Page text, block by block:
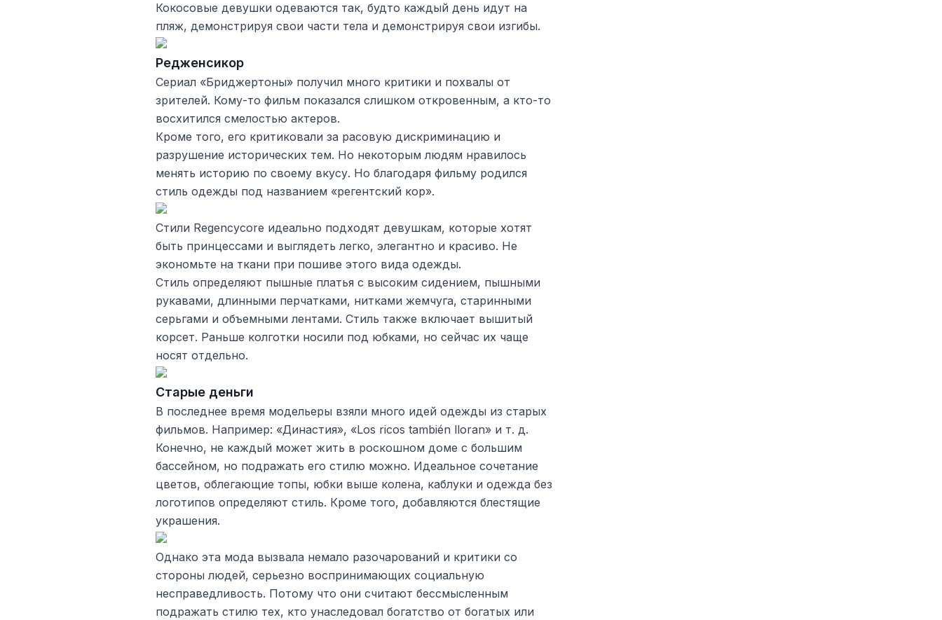
Кокосовые девушки одеваются так, будто каждый день идут на
пляж, демонстрируя свои части тела и демонстрируя свои изгибы.
Редженсикор
Сериал «Бриджертоны» получил много критики и похвалы от
зрителей. Кому-то фильм показался слишком откровенным, а кто-то
восхитился смелостью актеров.
Кроме того, его критиковали за расовую дискриминацию и
разрушение исторических тем. Но некоторым людям нравилось
менять историю по своему вкусу. Но благодаря фильму родился
стиль одежды под названием «регентский кор».
Стили Regencycore идеально подходят девушкам, которые хотят
быть принцессами и выглядеть легко, элегантно и красиво. Не
экономьте на ткани при пошиве этого вида одежды.
Стиль определяют пышные платья с высоким сидением, пышными
рукавами, длинными перчатками, нитками жемчуга, старинными
серьгами и объемными лентами. Стиль также включает вышитый
корсет. Раньше колготки носили под юбками, но сейчас их чаще
носят отдельно.
Старые деньги
В последнее время модельеры взяли много идей одежды из старых
фильмов. Например: «Династия», «Los ricos también lloran» и т. д.
Конечно, не каждый может жить в роскошном доме с большим
бассейном, но подражать его стилю можно. Идеальное сочетание
цветов, облегающие топы, юбки выше колена, каблуки и одежда без
логотипов определяют стиль. Кроме того, добавляются блестящие
украшения.
Однако эта мода вызвала немало разочарований и критики со
стороны людей, серьезно воспринимающих социальную
несправедливость. Потому что они считают бессмысленным
подражать стилю тех, кто унаследовал богатство от богатых или